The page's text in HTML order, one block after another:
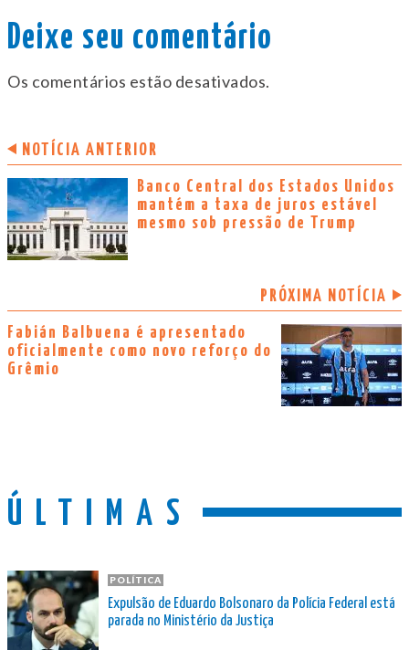
Deixe seu comentário
Os comentários estão desativados.
NOTÍCIA ANTERIOR
Banco Central dos Estados Unidos
mantém a taxa de juros estável
mesmo sob pressão de Trump
PRÓXIMA NOTÍCIA
Fabián Balbuena é apresentado
oficialmente como novo reforço do
Grêmio
ÚLTIMAS
POLÍTICA
Expulsão de Eduardo Bolsonaro da Polícia Federal está
parada no Ministério da Justiça